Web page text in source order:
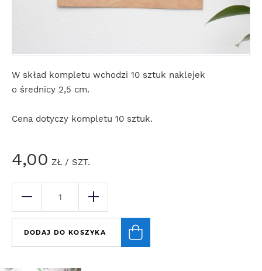
W skład kompletu wchodzi 10 sztuk naklejek
o średnicy 2,5 cm.
Cena dotyczy kompletu 10 sztuk.
4,00 ZŁ / SZT.
DODAJ DO KOSZYKA